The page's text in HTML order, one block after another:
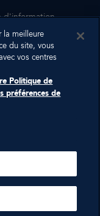
d'information
disposition.
RÉGULIÈRE -
la meilleure
du site, vous
vos centres
Politique de
préférences de